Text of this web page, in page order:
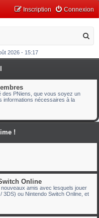
Connexion
Inscription
c
h
r
2026 - 15:17
des PNiens, que vous soyez un
informations nécessaires à la
!
Online
amis avec lesquels jouer
3DS) ou Nintendo Switch Online, et